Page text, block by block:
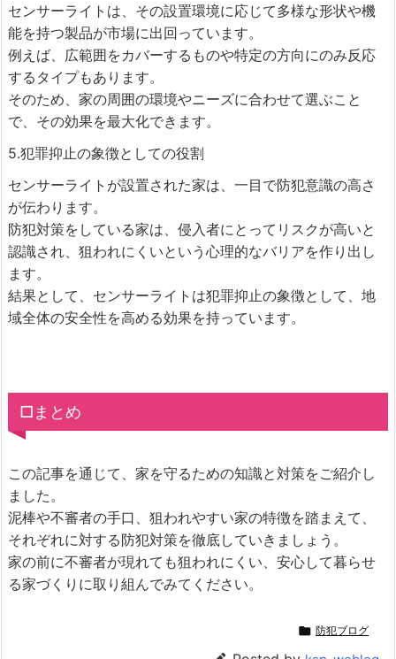
センサーライトは、その設置環境に応じて多様な形状や機
能を持つ製品が市場に出回っています。
例えば、広範囲をカバーするものや特定の方向にのみ反応
するタイプもあります。
そのため、家の周囲の環境やニーズに合わせて選ぶこと
で、その効果を最大化できます。
5.犯罪抑止の象徴としての役割
センサーライトが設置された家は、一目で防犯意識の高さ
が伝わります。
防犯対策をしている家は、侵入者にとってリスクが高いと
認識され、狙われにくいという心理的なバリアを作り出し
ます。
結果として、センサーライトは犯罪抑止の象徴として、地
域全体の安全性を高める効果を持っています。
□まとめ
この記事を通じて、家を守るための知識と対策をご紹介し
ました。
泥棒や不審者の手口、狙われやすい家の特徴を踏まえて、
それぞれに対する防犯対策を徹底していきましょう。
家の前に不審者が現れても狙われにくい、安心して暮らせ
る家づくりに取り組んでみてください。
 防犯ブログ